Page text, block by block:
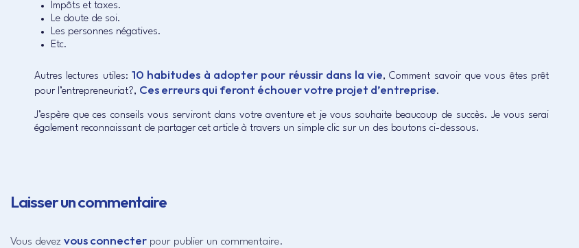
Impôts et taxes.
Le doute de soi.
Les personnes négatives.
Etc.
Autres lectures utiles: 10 habitudes à adopter pour réussir dans la vie, Comment savoir que vous êtes prêt
pour l’entrepreneuriat?, Ces erreurs qui feront échouer votre projet d’entreprise.
J’espère que ces conseils vous serviront dans votre aventure et je vous souhaite beaucoup de succès. Je vous serai
également reconnaissant de partager cet article à travers un simple clic sur un des boutons ci-dessous.
Laisser un commentaire
Vous devez vous connecter pour publier un commentaire.